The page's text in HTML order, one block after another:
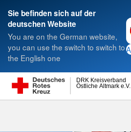
Sie befinden sich auf der
deutschen Website
You are on the German website,
you can use the switch to switch to
the English one
Östliche Altmark e.V.
DRK Kreisverband
Suche
Kreisverbände